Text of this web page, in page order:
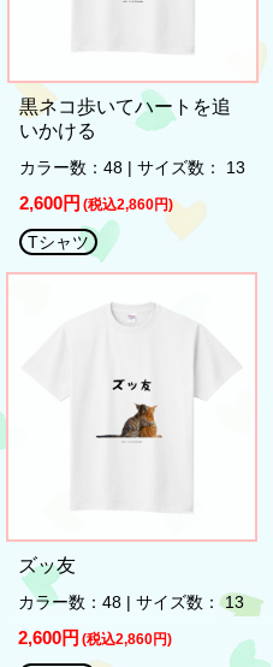
黒ネコ歩いてハートを追
いかける
カラー数：48 | サイズ数： 13
2,600円 (税込2,860円)
Tシャツ
ズッ友
カラー数：48 | サイズ数： 13
2,600円 (税込2,860円)